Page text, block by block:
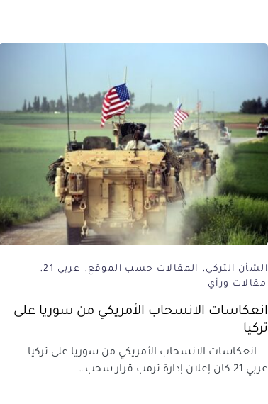
الشأن التركي المقالات حسب الموقع
عربي 21
مقالات ورأي
انعكاسات الانسحاب الأمريكي من سوريا على
تركيا
انعكاسات الانسحاب الأمريكي من سوريا على تركيا
عربي 21 كان إعلان إدارة ترمب قرار سحب…